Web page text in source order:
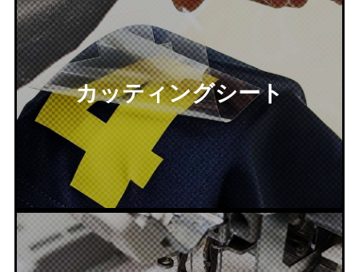
カッティングシート